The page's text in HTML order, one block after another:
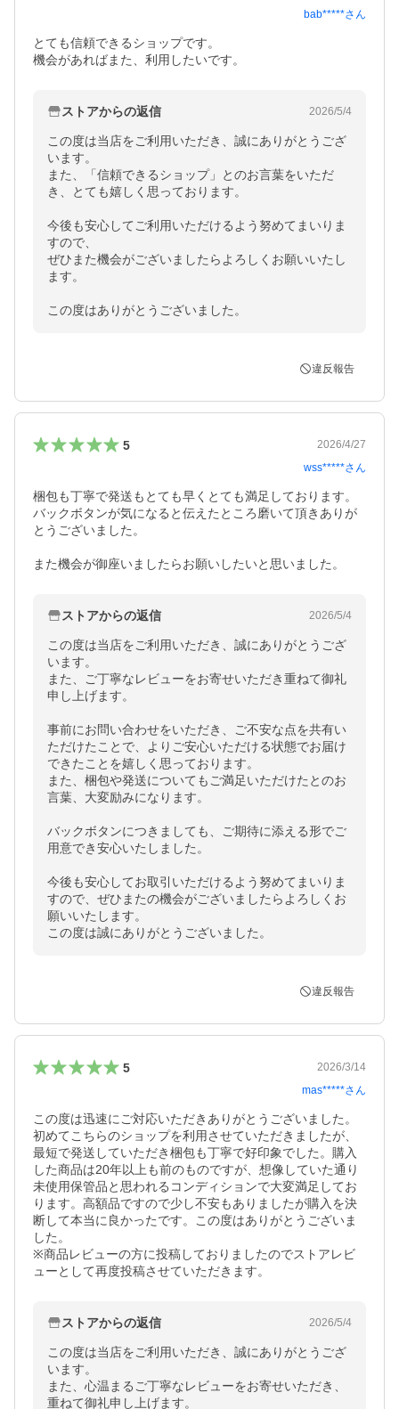
bab*****さん
とても信頼できるショップです。
機会があればまた、利用したいです。
ストアからの返信 2026/5/4
この度は当店をご利用いただき、誠にありがとうござ
います。
また、「信頼できるショップ」とのお言葉をいただ
き、とても嬉しく思っております。
今後も安心してご利用いただけるよう努めてまいりま
すので、
ぜひまた機会がございましたらよろしくお願いいたし
ます。
この度はありがとうございました。
違反報告
5
2026/4/27
wss*****さん
梱包も丁寧で発送もとても早くとても満足しております。
バックボタンが気になると伝えたところ磨いて頂きありが
とうございました。
また機会が御座いましたらお願いしたいと思いました。
ストアからの返信 2026/5/4
この度は当店をご利用いただき、誠にありがとうござ
います。
また、ご丁寧なレビューをお寄せいただき重ねて御礼
申し上げます。
事前にお問い合わせをいただき、ご不安な点を共有い
ただけたことで、よりご安心いただける状態でお届け
できたことを嬉しく思っております。
また、梱包や発送についてもご満足いただけたとのお
言葉、大変励みになります。
バックボタンにつきましても、ご期待に添える形でご
用意でき安心いたしました。
今後も安心してお取引いただけるよう努めてまいりま
すので、ぜひまたの機会がございましたらよろしくお
願いいたします。
この度は誠にありがとうございました。
違反報告
5
2026/3/14
mas*****さん
この度は迅速にご対応いただきありがとうございました。
初めてこちらのショップを利用させていただきましたが、
最短で発送していただき梱包も丁寧で好印象でした。購入
した商品は20年以上も前のものですが、想像していた通り
未使用保管品と思われるコンディションで大変満足してお
ります。高額品ですので少し不安もありましたが購入を決
断して本当に良かったです。この度はありがとうございま
した。
※商品レビューの方に投稿しておりましたのでストアレビ
ューとして再度投稿させていただきます。
ストアからの返信 2026/5/4
この度は当店をご利用いただき、誠にありがとうござ
います。
また、心温まるご丁寧なレビューをお寄せいただき、
重ねて御礼申し上げます。